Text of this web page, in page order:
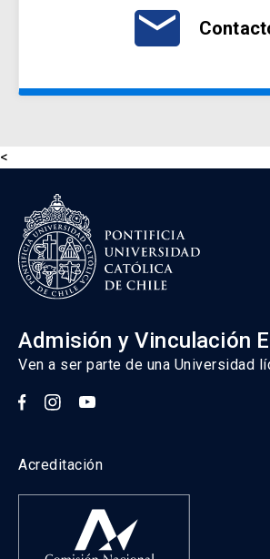
email
<
Admisión y Vinculación
Ven a ser parte de una Universidad
Acreditación